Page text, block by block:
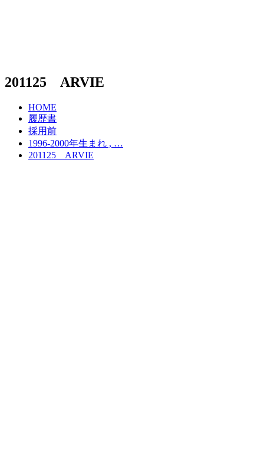
201125 ARVIE
HOME
履歴書
採用前
1996-2000年生まれ , …
201125 ARVIE